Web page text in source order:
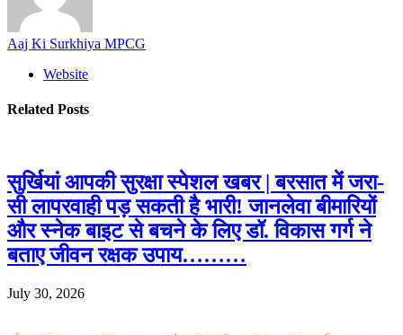
Aaj Ki Surkhiya MPCG
Website
Related Posts
सुर्खियां आपकी सुरक्षा स्पेशल खबर | बरसात में जरा-
सी लापरवाही पड़ सकती है भारी! जानलेवा बीमारियों
और स्नेक बाइट से बचने के लिए डॉ. विकास गर्ग ने
बताए जीवन रक्षक उपाय………
July 30, 2026